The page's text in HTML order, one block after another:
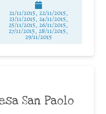
21/11/2015, 22/11/2015,
23/11/2015, 24/11/2015,
25/11/2015, 26/11/2015,
27/11/2015, 28/11/2015,
29/11/2015
San Paolo